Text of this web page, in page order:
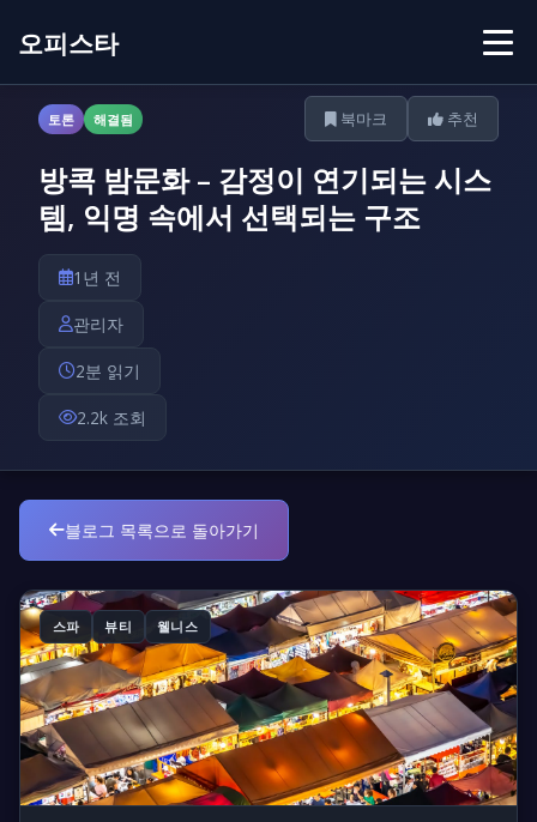
오피스타
토론 해결됨 북마크 추천
방콕 밤문화 – 감정이 연기되는 시스
템, 익명 속에서 선택되는 구조
1년 전
관리자
2분 읽기
2.2k 조회
블로그 목록으로 돌아가기
스파 뷰티 웰니스